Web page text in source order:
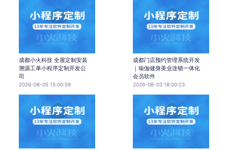
成都小火科技 全屋定制安装
溯源工单小程序定制开发公
司
2026-08-05 15:00:59
成都门店预约管理系统开发
｜瑜伽健身美业连锁一体化
会员软件
2026-08-03 18:00:23